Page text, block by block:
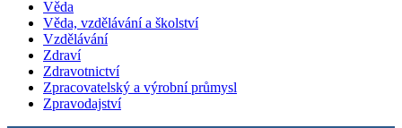
Věda
Věda, vzdělávání a školství
Vzdělávání
Zdraví
Zdravotnictví
Zpracovatelský a výrobní průmysl
Zpravodajství